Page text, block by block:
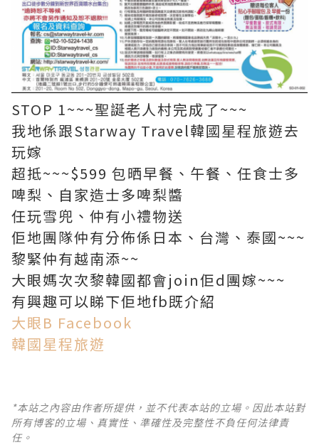
STOP 1~~~聖誕老人村完成了~~~
我地係跟Starway Travel韓國星程旅遊去
玩嫁
超抵~~~$599 包晒早餐、午餐、任食士多
啤梨、自家造士多啤梨醬
任玩雪兜、仲有小禮物送
佢地團隊仲有分佈係日本、台灣、泰國~~~
黎緊仲有越南添~~
大眼媽次次黎韓國都會join佢d團嫁~~~
有興趣可以睇下佢地fb既介紹
大眼B Facebook
韓國星程旅遊
*本站之內容由作者所提供，並不代表本站的立場。因此本站對
所有博客的立場、真實性、準確性及完整性不負任何法律責
任。